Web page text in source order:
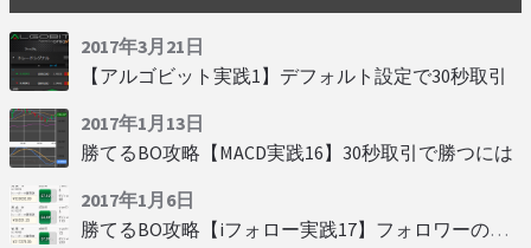
2017年3月21日
【アルゴビット実践1】デフォルト設定で30秒取引
2017年1月13日
勝てるBO攻略【MACD実践16】30秒取引で勝つには
2017年1月6日
勝てるBO攻略【iフォロー実践17】フォロワーの少ない人をフォローする